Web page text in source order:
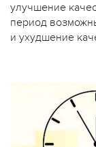
улучшение
период
и ухудшение